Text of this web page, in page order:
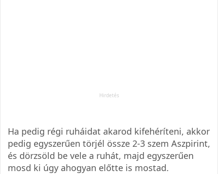
Ha pedig régi ruháidat akarod kifehéríteni, akkor
pedig egyszerűen törjél össze 2-3 szem Aszpirint,
és dörzsöld be vele a ruhát, majd egyszerűen
mosd ki úgy ahogyan előtte is mostad.